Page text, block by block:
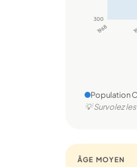
300
1968
Population
💡 Survolez
ÂGE MOYEN